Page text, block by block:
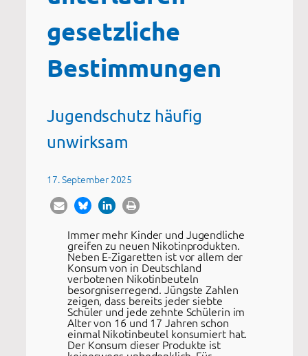
gesetzliche
Bestimmungen
Jugendschutz häufig
unwirksam
17. September 2025
Immer mehr Kinder und Jugendliche
greifen zu neuen Nikotinprodukten.
Neben E-Zigaretten ist vor allem der
Konsum von in Deutschland
verbotenen Nikotinbeuteln
besorgniserregend. Jüngste Zahlen
zeigen, dass bereits jeder siebte
Schüler und jede zehnte Schülerin im
Alter von 16 und 17 Jahren schon
einmal Nikotinbeutel konsumiert hat.
Der Konsum dieser Produkte ist